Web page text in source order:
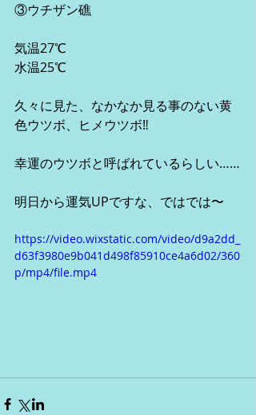
③ウチザン礁
気温27℃
水温25℃
久々に見た、なかなか見る事のない黄
色ウツボ、ヒメウツボ‼️
幸運のウツボと呼ばれているらしい……
明日から運気UPですな、ではでは〜
https://video.wixstatic.com/video/d9a2dd_
d63f3980e9b041d498f85910ce4a6d02/360
p/mp4/file.mp4